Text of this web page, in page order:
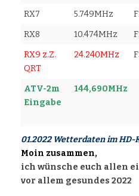
RX7
5.749MHz
RX8
10.474MHz
RX9 z.Z.
QRT
24.240MHz
ATV-2m
Eingabe
144,690MHz
01.2022 Wetterdaten im HD-
Moin zusammen,
ich wünsche euch allen
vor allem gesundes 2022